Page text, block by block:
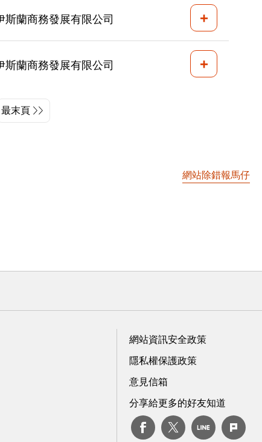
斯蘭商務發展有限公司 +
斯蘭商務發展有限公司 +
最末頁
網站除錯報馬仔
網站資訊安全政策
隱私權保護政策
意見信箱
分享給更多的好友知道